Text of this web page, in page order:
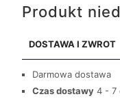
Produkt
DOSTAWA I ZWROT
Darmowa dostawa
Czas dostawy 4 - 7